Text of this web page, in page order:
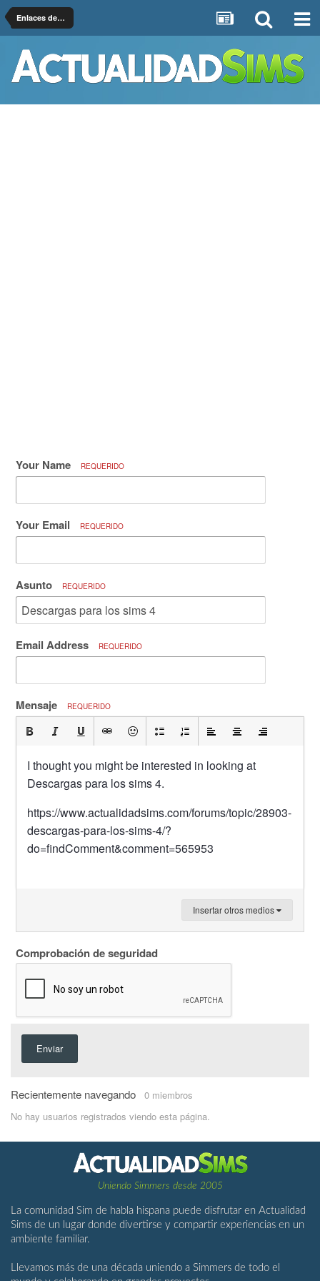
Enlaces de Interés Sims 4
Your Name REQUERIDO
Your Email REQUERIDO
Asunto REQUERIDO
Email Address REQUERIDO
Mensaje REQUERIDO
I thought you might be interested in looking at
Descargas para los sims 4.
https://www.actualidadsims.com/forums/topic/28903-
descargas-para-los-sims-4/?
do=findComment&comment=565953
Insertar otros medios
Comprobación de seguridad
Enviar
Recientemente navegando 0 miembros
No hay usuarios registrados viendo esta página.
Uniendo Simmers desde 2005
La comunidad Sim de habla hispana puede disfrutar en Actualidad
Sims de un lugar donde divertirse y compartir experiencias en un
ambiente familiar.
Llevamos más de una década uniendo a Simmers de todo el